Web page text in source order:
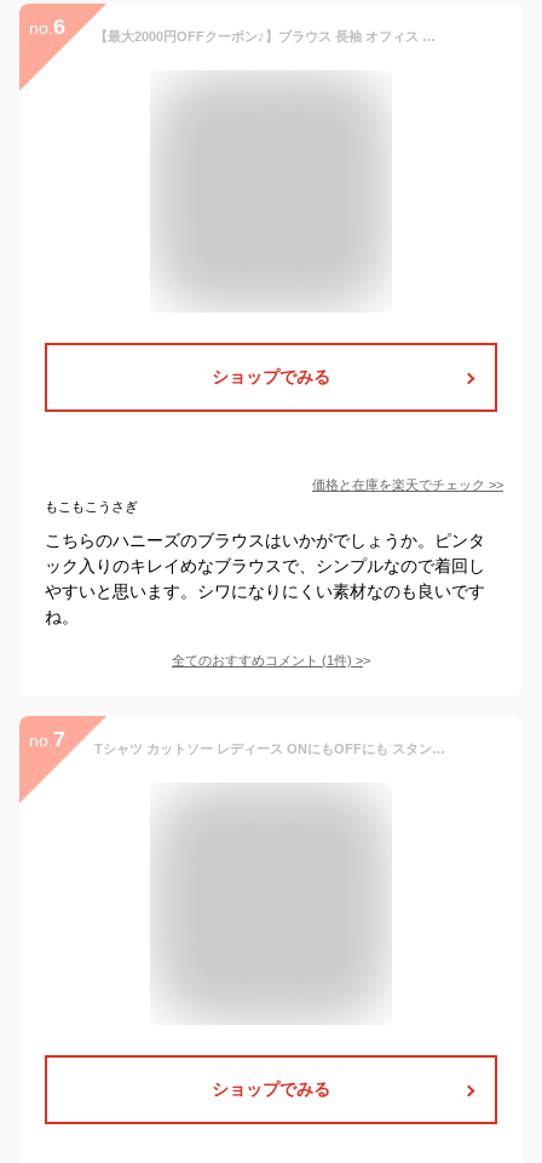
no. 6 【最大2000円OFFクーポン♪】ブラウス 長袖 オフィス 通勤 トップス 大きいサイズ きれいめ ピンタック 変わり織り 無地 レディース Honeys ハニーズ ピンタックブラウス
ショップでみる
価格と在庫を楽天でチェック >>
もこもこうさぎ
こちらのハニーズのブラウスはいかがでしょうか。ピンタ
ック入りのキレイめなブラウスで、シンプルなので着回し
やすいと思います。シワになりにくい素材なのも良いです
ね。
全てのおすすめコメント (1件) >
no. 7 Tシャツ カットソー レディース ONにもOFFにも スタンドカラー ブラウス 洗濯機可 オフホワイト/ブルー/モカベージュ/ライトグリーン M/L/LL ニッセン nissen
ショップでみる